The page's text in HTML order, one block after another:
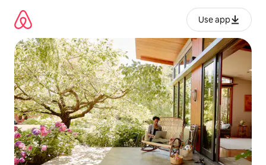
kwenda
kwenye
maudhui
Use app